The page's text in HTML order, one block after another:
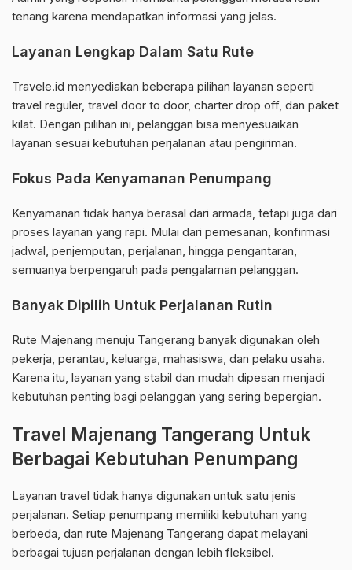
tenang karena mendapatkan informasi yang jelas.
Layanan Lengkap Dalam Satu Rute
Travele.id menyediakan beberapa pilihan layanan seperti
travel reguler, travel door to door, charter drop off, dan paket
kilat. Dengan pilihan ini, pelanggan bisa menyesuaikan
layanan sesuai kebutuhan perjalanan atau pengiriman.
Fokus Pada Kenyamanan Penumpang
Kenyamanan tidak hanya berasal dari armada, tetapi juga dari
proses layanan yang rapi. Mulai dari pemesanan, konfirmasi
jadwal, penjemputan, perjalanan, hingga pengantaran,
semuanya berpengaruh pada pengalaman pelanggan.
Banyak Dipilih Untuk Perjalanan Rutin
Rute Majenang menuju Tangerang banyak digunakan oleh
pekerja, perantau, keluarga, mahasiswa, dan pelaku usaha.
Karena itu, layanan yang stabil dan mudah dipesan menjadi
kebutuhan penting bagi pelanggan yang sering bepergian.
Travel Majenang Tangerang Untuk
Berbagai Kebutuhan Penumpang
Layanan travel tidak hanya digunakan untuk satu jenis
perjalanan. Setiap penumpang memiliki kebutuhan yang
berbeda, dan rute Majenang Tangerang dapat melayani
berbagai tujuan perjalanan dengan lebih fleksibel.